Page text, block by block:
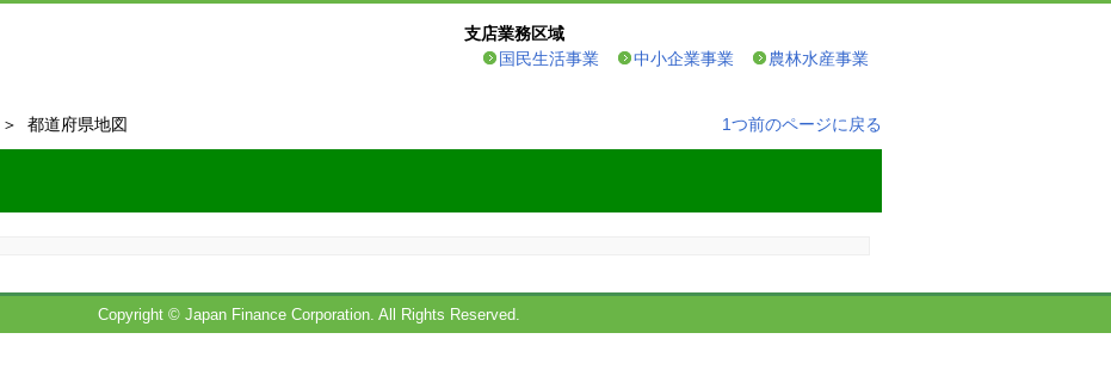
支店業務区域
国民生活事業
中小企業事業 農林水産事業
＞ 都道府県地図 1つ前のページに戻る
Copyright © Japan Finance Corporation. All Rights Reserved.